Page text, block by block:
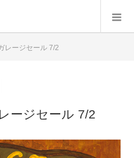
レージセール 7/2
ージセール 7/2